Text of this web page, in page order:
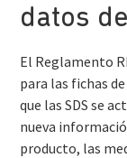
datos
El Reglamento
para las fichas
que las SDS se
nueva
producto, las